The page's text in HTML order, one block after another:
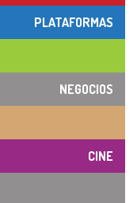
PLATAFORMAS
NEGOCIOS
CINE